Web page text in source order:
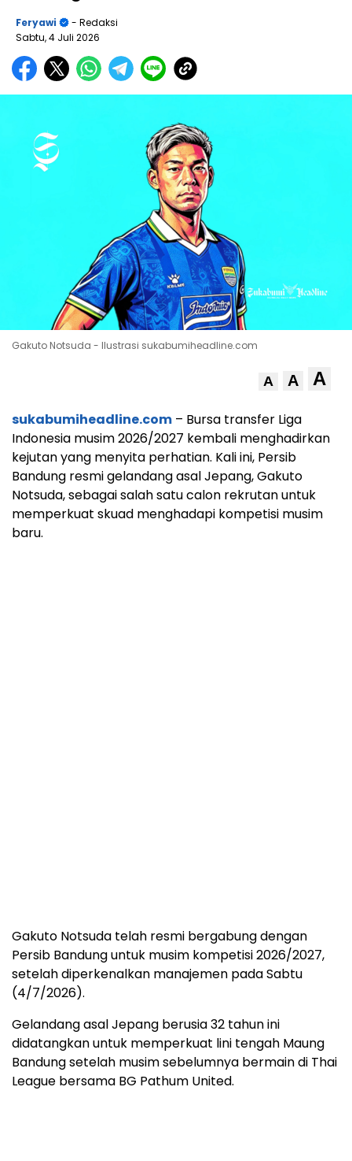
Feryawi
- Redaksi
Sabtu, 4 Juli 2026
Gakuto Notsuda - Ilustrasi sukabumiheadline.com
A A A
sukabumiheadline.com – Bursa transfer Liga
Indonesia musim 2026/2027 kembali menghadirkan
kejutan yang menyita perhatian. Kali ini, Persib
Bandung resmi gelandang asal Jepang, Gakuto
Notsuda, sebagai salah satu calon rekrutan untuk
memperkuat skuad menghadapi kompetisi musim
baru.
Gakuto Notsuda telah resmi bergabung dengan
Persib Bandung untuk musim kompetisi 2026/2027,
setelah diperkenalkan manajemen pada Sabtu
(4/7/2026).
Gelandang asal Jepang berusia 32 tahun ini
didatangkan untuk memperkuat lini tengah Maung
Bandung setelah musim sebelumnya bermain di Thai
League bersama BG Pathum United.